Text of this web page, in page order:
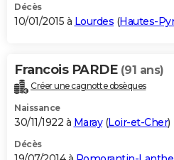
Décès
10/01/2015 à Lourdes (Hautes-
Francois PARDE (91 ans)
Créer une cagnotte obsèques
Naissance
30/11/1922 à Maray(Loir-et-Cher)
Décès